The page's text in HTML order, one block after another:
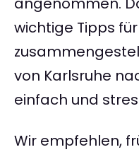
wichtige Tipps
von Karlsruhe
einfach und
Wir empfehlen,